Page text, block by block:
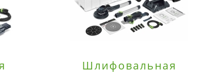
Шлифовальная